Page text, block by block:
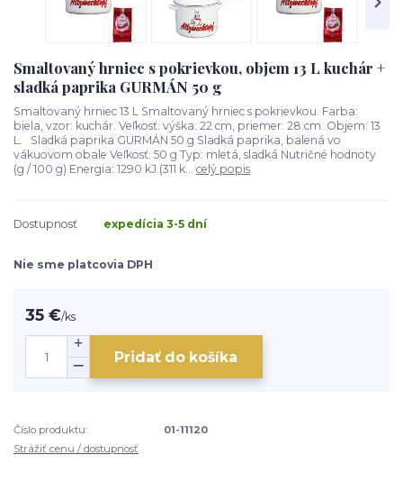
Smaltovaný hrniec s pokrievkou, objem 13 L kuchár +
sladká paprika GURMÁN 50 g
Smaltovaný hrniec 13 L Smaltovaný hrniec s pokrievkou. Farba:
biela, vzor: kuchár. Veľkosť: výška: 22 cm, priemer: 28 cm. Objem: 13
L. Sladká paprika GURMÁN 50 g Sladká paprika, balená vo
vákuovom obale Veľkosť: 50 g Typ: mletá, sladká Nutričné hodnoty
(g / 100 g) Energia: 1290 kJ (311 k... celý popis
Dostupnosť expedícia 3-5 dní
Nie sme platcovia DPH
35 €/ks
Pridať do košíka
Číslo produktu:
01-11120
Strážiť cenu / dostupnosť